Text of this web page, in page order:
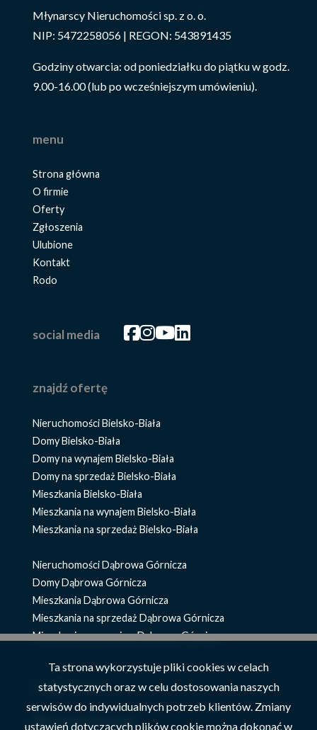
Młynarscy Nieruchomości sp. z o. o.
NIP: 5472258056 | REGON: 543891435
Godziny otwarcia: od poniedziałku do piątku w godz.
9.00-16.00 (lub po wcześniejszym umówieniu).
menu
Strona główna
O firmie
Oferty
Zgłoszenia
Ulubione
Kontakt
Rodo
social media Facebook
Facebook
Facebook
Facebook
znajdź ofertę
Nieruchomości Bielsko-Biała
Domy Bielsko-Biała
Domy na wynajem Bielsko-Biała
Domy na sprzedaż Bielsko-Biała
Mieszkania Bielsko-Biała
Mieszkania na wynajem Bielsko-Biała
Mieszkania na sprzedaż Bielsko-Biała
Nieruchomości Dąbrowa Górnicza
Domy Dąbrowa Górnicza
Mieszkania Dąbrowa Górnicza
Mieszkania na sprzedaż Dąbrowa Górnicza
Mieszkania na wynajem Dąbrowa Górnicza
znajdź ofertę
Nieruchomości Szczyrk
Ta strona wykorzystuje pliki cookies w celach
statystycznych oraz w celu dostosowania naszych
serwisów do indywidualnych potrzeb klientów. Zmiany
ustawień dotyczących plików cookie można dokonać w